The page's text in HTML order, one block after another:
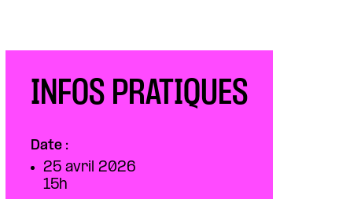
INFOS PRATIQUES
Date :
25 avril 2026
15h